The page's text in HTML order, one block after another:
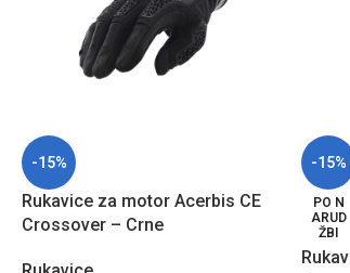
-15%
Rukavice za motor Acerbis CE
Crossover – Crne
-15%
PO N
ARUD
ŽBI